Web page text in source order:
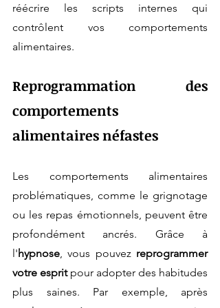
réécrire les scripts internes qui
contrôlent vos comportements
alimentaires.
Reprogrammation des
comportements
alimentaires néfastes
Les comportements alimentaires
problématiques, comme le grignotage
ou les repas émotionnels, peuvent être
profondément ancrés. Grâce à
l'hypnose, vous pouvez reprogrammer
votre esprit pour adopter des habitudes
plus saines. Par exemple, après